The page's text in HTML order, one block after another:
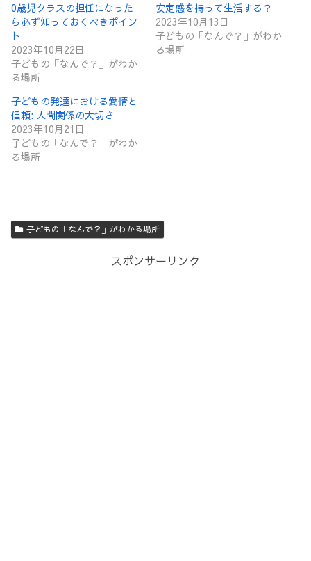
0歳児クラスの担任になった
ら必ず知っておくべきポイン
ト
2023年10月22日
子どもの「なんで？」がわか
る場所
安定感を持って生活する？
2023年10月13日
子どもの「なんで？」がわか
る場所
子どもの発達における愛情と
信頼: 人間関係の大切さ
2023年10月21日
子どもの「なんで？」がわか
る場所
子どもの「なんで？」がわかる場所
スポンサーリンク